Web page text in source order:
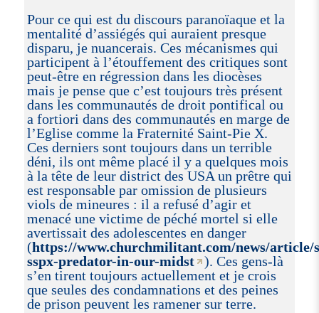
Pour ce qui est du discours paranoïaque et la
mentalité d’assiégés qui auraient presque
disparu, je nuancerais. Ces mécanismes qui
participent à l’étouffement des critiques sont
peut-être en régression dans les diocèses
mais je pense que c’est toujours très présent
dans les communautés de droit pontifical ou
a fortiori dans des communautés en marge de
l’Eglise comme la Fraternité Saint-Pie X.
Ces derniers sont toujours dans un terrible
déni, ils ont même placé il y a quelques mois
à la tête de leur district des USA un prêtre qui
est responsable par omission de plusieurs
viols de mineures : il a refusé d’agir et
menacé une victime de péché mortel si elle
avertissait des adolescentes en danger
(https://www.churchmilitant.com/news/article/
sspx-predator-in-our-midst
). Ces gens-là
s’en tirent toujours actuellement et je crois
que seules des condamnations et des peines
de prison peuvent les ramener sur terre.